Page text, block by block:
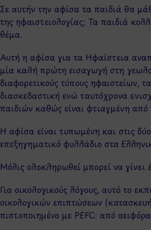
Σε αυτήν την αφίσα τα παιδιά θα
της ηφαιστειολογίας; Τα παιδιά
θέμα.
Αυτή η αφίσα για τα Ηφαίστεια
μία καλή πρώτη εισαγωγή στη
διαφορετικούς τύπους ηφαιστείων,
διασκεδαστική ενώ ταυτόχρονα
παιδιών καθώς είναι φτιαγμένη
Η αφίσα είναι τυπωμένη και στις
επεξηγηματικό φυλλάδιο στα
Μόλις ολοκληρωθεί μπορεί να
Για οικολογικούς λόγους, αυτό το
οικολογικών επιπτώσεων
πιστοποιημένο με PEFC: από